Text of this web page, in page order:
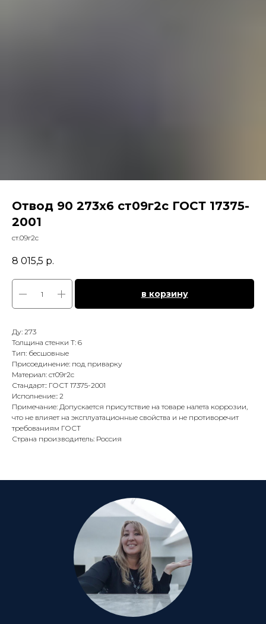
Отвод 90 273х6 ст09г2с ГОСТ 17375-
2001
ст.09г2с
8 015,5 р.
в корзину
Ду: 273
Толщина стенки Т: 6
Тип: бесшовные
Присоединение: под приварку
Материал: ст09г2с
Стандарт:: ГОСТ 17375-2001
Исполнение:: 2
Примечание: Допускается присутствие на товаре налета коррозии,
что не влияет на эксплуатационные свойства и не противоречит
требованиям ГОСТ
Страна производитель: Россия